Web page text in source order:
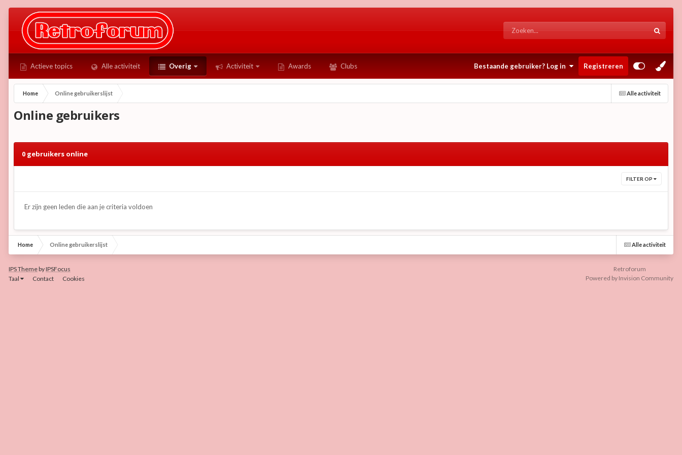
Actieve topics Alle activiteit Overig Activiteit Awards Clubs Bestaande gebruiker? Log in Registreren
Alle activiteit
Home Online gebruikerslijst
Online gebruikers
0 gebruikers online
FILTER OP
Er zijn geen leden die aan je criteria voldoen
Alle activiteit
Home Online gebruikerslijst
IPS ThemebyIPSFocus
Taal
Contact Cookies
Retroforum
Powered by Invision Community